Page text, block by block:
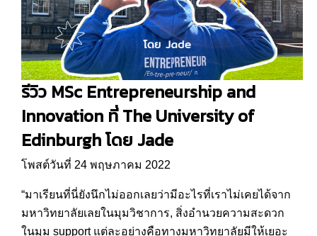
รีวิว MSc Entrepreneurship and
Innovation ที่ The University of
Edinburgh โดย Jade
โพสต์วันที่ 24 พฤษภาคม 2022
“มาเรียนที่นี่ยังนึกไม่ออกเลยว่ามีอะไรที่เราไม่เคยได้จาก
มหาวิทยาลัยเลยในมุมวิชาการ, สิ่งอำนวยความสะดวก
ในมุม support แต่ละอย่างคือทางมหาวิทยาลัยมีให้เยอะ